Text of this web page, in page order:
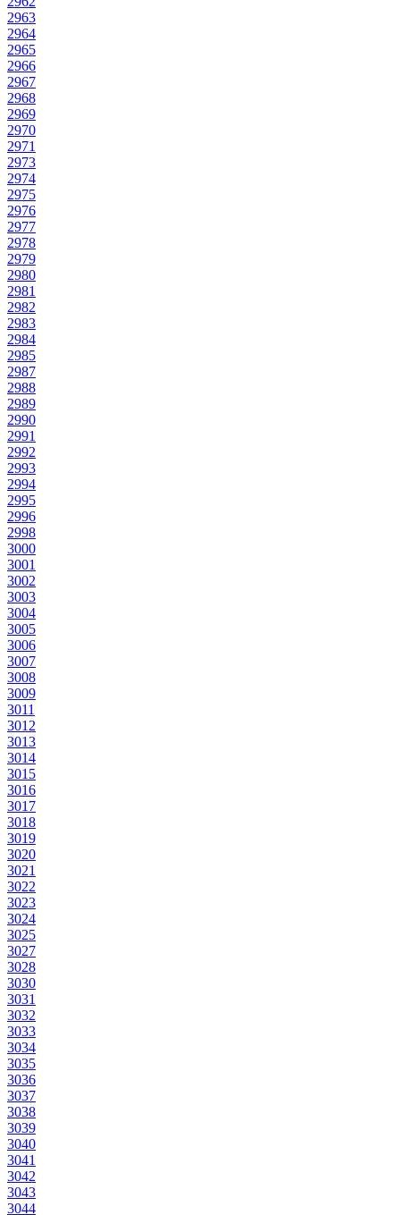
2963
2964
2965
2966
2967
2968
2969
2970
2971
2973
2974
2975
2976
2977
2978
2979
2980
2981
2982
2983
2984
2985
2987
2988
2989
2990
2991
2992
2993
2994
2995
2996
2998
3000
3001
3002
3003
3004
3005
3006
3007
3008
3009
3011
3012
3013
3014
3015
3016
3017
3018
3019
3020
3021
3022
3023
3024
3025
3027
3028
3030
3031
3032
3033
3034
3035
3036
3037
3038
3039
3040
3041
3042
3043
3044